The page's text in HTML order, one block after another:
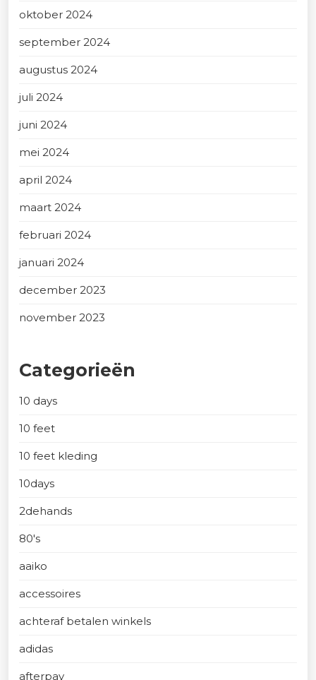
oktober 2024
september 2024
augustus 2024
juli 2024
juni 2024
mei 2024
april 2024
maart 2024
februari 2024
januari 2024
december 2023
november 2023
Categorieën
10 days
10 feet
10 feet kleding
10days
2dehands
80's
aaiko
accessoires
achteraf betalen winkels
adidas
afterpay